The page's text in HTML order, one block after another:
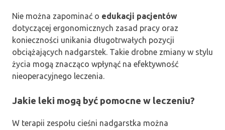
Nie można zapominać o edukacji pacjentów
dotyczącej ergonomicznych zasad pracy oraz
konieczności unikania długotrwałych pozycji
obciążających nadgarstek. Takie drobne zmiany w stylu
życia mogą znacząco wpłynąć na efektywność
nieoperacyjnego leczenia.
Jakie leki mogą być pomocne w leczeniu?
W terapii zespołu cieśni nadgarstka można